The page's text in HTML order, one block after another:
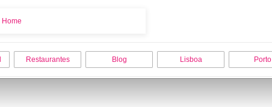
Home
Restaurantes Blog Lisboa Porto